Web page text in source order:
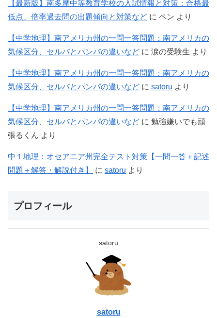
【最新版】南多摩中等教育学校の入試情報と対策：合格最
低点、倍率過去問の出題傾向と対策など に ペン より
【中学地理】南アメリカ州の一問一答問題：南アメリカの
気候区分、セルバとパンパの違いなど に 涙の受験生 より
【中学地理】南アメリカ州の一問一答問題：南アメリカの
気候区分、セルバとパンパの違いなど に satoru より
【中学地理】南アメリカ州の一問一答問題：南アメリカの
気候区分、セルバとパンパの違いなど に 勉強嫌いでも頑
張るくん より
中１地理：オセアニア州完全テスト対策【一問一答＋記述
問題＋解答・解説付き】
に satoru より
プロフィール
satoru
satoru